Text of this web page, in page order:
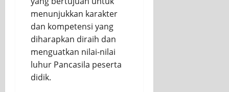
menunjukkan karakter
dan kompetensi yang
diharapkan diraih dan
menguatkan nilai-nilai
luhur Pancasila peserta
didik.